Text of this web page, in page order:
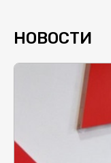
НОВОСТИ